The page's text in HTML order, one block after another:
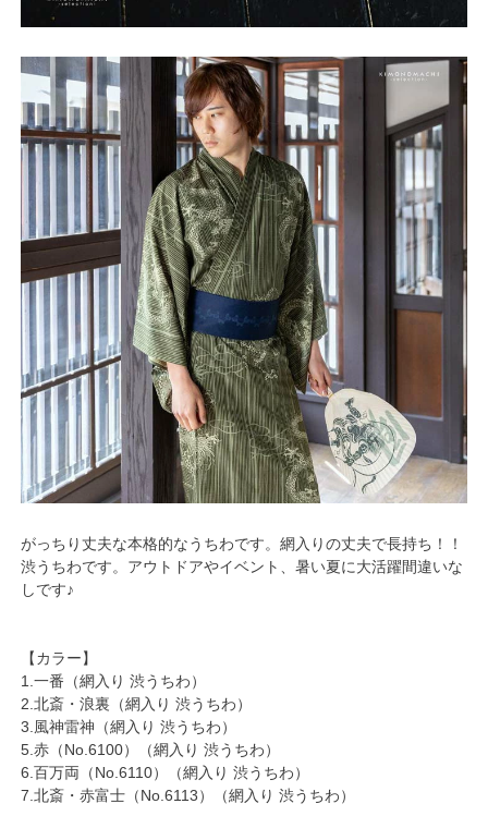
がっちり丈夫な本格的なうちわです。網入りの丈夫で長持ち！！
渋うちわです。アウトドアやイベント、暑い夏に大活躍間違いな
しです♪
【カラー】
1.一番（網入り 渋うちわ）
2.北斎・浪裏（網入り 渋うちわ）
3.風神雷神（網入り 渋うちわ）
5.赤（No.6100）（網入り 渋うちわ）
6.百万両（No.6110）（網入り 渋うちわ）
7.北斎・赤富士（No.6113）（網入り 渋うちわ）